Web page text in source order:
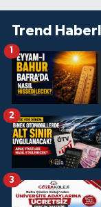
Trend
1
2
3